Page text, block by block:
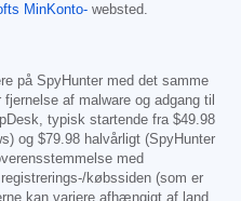
MinKonto- websted.
på SpyHunter med det samme
af malware og adgang til
typisk startende fra $49.98
og $79.98 halvårligt (SpyHunter
med
købssiden (som er
kan variere afhængigt af land